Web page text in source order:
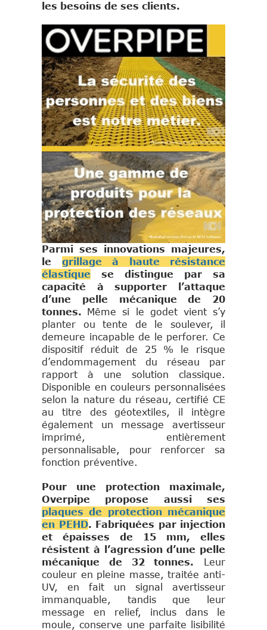
les besoins de ses clients.
Parmi ses innovations majeures,
le grillage à haute résistance
élastique se distingue par sa
capacité à supporter l’attaque
d’une pelle mécanique de 20
tonnes. Même si le godet vient s’y
planter ou tente de le soulever, il
demeure incapable de le perforer. Ce
dispositif réduit de 25 % le risque
d’endommagement du réseau par
rapport à une solution classique.
Disponible en couleurs personnalisées
selon la nature du réseau, certifié CE
au titre des géotextiles, il intègre
également un message avertisseur
imprimé, entièrement
personnalisable, pour renforcer sa
fonction préventive.
Pour une protection maximale,
Overpipe propose aussi ses
plaques de protection mécanique
en PEHD. Fabriquées par injection
et épaisses de 15 mm, elles
résistent à l’agression d’une pelle
mécanique de 32 tonnes. Leur
couleur en pleine masse, traitée anti-
UV, en fait un signal avertisseur
immanquable, tandis que leur
message en relief, inclus dans le
moule, conserve une parfaite lisibilité